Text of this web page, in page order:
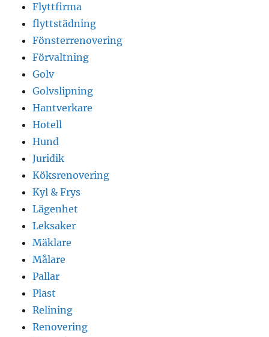
Flyttfirma
flyttstädning
Fönsterrenovering
Förvaltning
Golv
Golvslipning
Hantverkare
Hotell
Hund
Juridik
Köksrenovering
Kyl & Frys
Lägenhet
Leksaker
Mäklare
Målare
Pallar
Plast
Relining
Renovering